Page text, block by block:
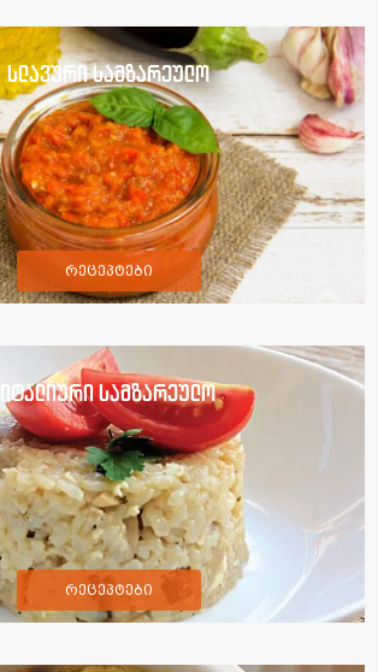
სლავური სამზარეულო
რეცეპტები
იტალიური სამზარეულო
რეცეპტები